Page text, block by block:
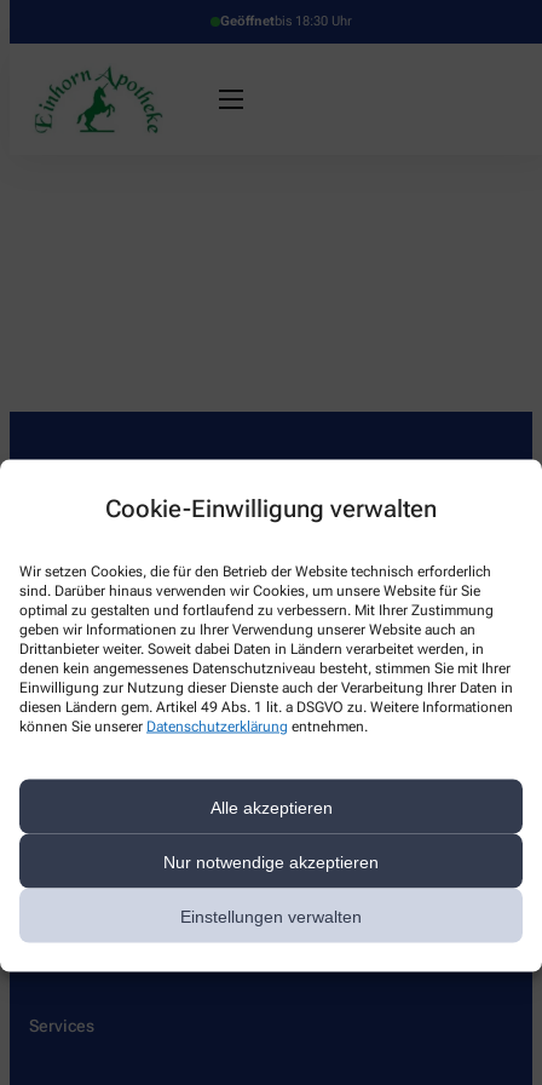
Cookie-Einwilligung verwalten
Wir setzen Cookies, die für den Betrieb der Website technisch erforderlich
sind. Darüber hinaus verwenden wir Cookies, um unsere Website für Sie
optimal zu gestalten und fortlaufend zu verbessern. Mit Ihrer Zustimmung
geben wir Informationen zu Ihrer Verwendung unserer Website auch an
Drittanbieter weiter. Soweit dabei Daten in Ländern verarbeitet werden, in
denen kein angemessenes Datenschutzniveau besteht, stimmen Sie mit Ihrer
Einwilligung zur Nutzung dieser Dienste auch der Verarbeitung Ihrer Daten in
diesen Ländern gem. Artikel 49 Abs. 1 lit. a DSGVO zu. Weitere Informationen
können Sie unserer Datenschutzerklärung entnehmen.
Alle akzeptieren
Nur notwendige akzeptieren
Einstellungen verwalten
Geöffnetbis 18:30 Uhr
Anton-Hansen-Straße 7 ,66564 Ottweiler
+49-6824/2049920
+49-6824/2049921
ottweiler@einhorn-saar.de
Lieferoptionen
Services